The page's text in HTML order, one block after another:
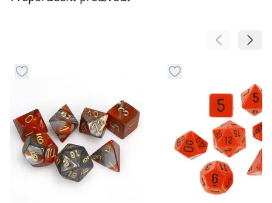
Pomeranje
Dugme za dodavanje stvari u kategoriju omiljeno
Dugme za dodavanje